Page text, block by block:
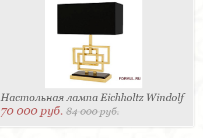
Настольная лампа Eichholtz Windolf
70 000 руб.84 000 руб.